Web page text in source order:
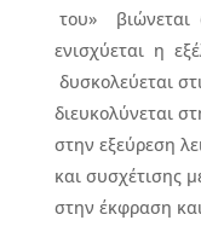
του» βιώνεται
ενισχύεται η
δυσκολεύεται
διευκολύνεται
στην εξεύρεση
και συσχέτισης
στην έκφραση